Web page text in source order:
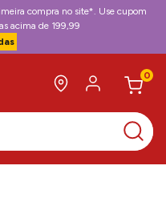
compra no site*. Use cupom
acima de 199,99
0